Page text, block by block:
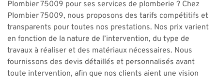
Plombier 75009 pour ses services de plomberie ? Chez
Plombier 75009, nous proposons des tarifs compétitifs et
transparents pour toutes nos prestations. Nos prix varient
en fonction de la nature de l’intervention, du type de
travaux à réaliser et des matériaux nécessaires. Nous
fournissons des devis détaillés et personnalisés avant
toute intervention, afin que nos clients aient une vision